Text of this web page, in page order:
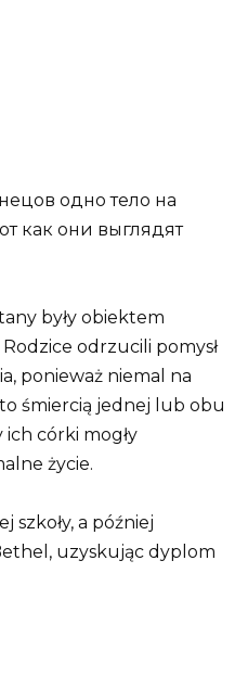
były obiektem
odrzucili pomysł
ponieważ niemal na
śmiercią jednej lub obu
ich córki mogły
życie.
szkoły, a później
uzyskując dyplom